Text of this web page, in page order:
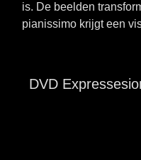
is. De beelden
pianissimo krijgt een
DVD